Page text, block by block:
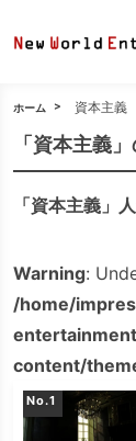
ホーム 資本主義
「資本主義
「資本主義」
Warning:
/home/
content/
No.